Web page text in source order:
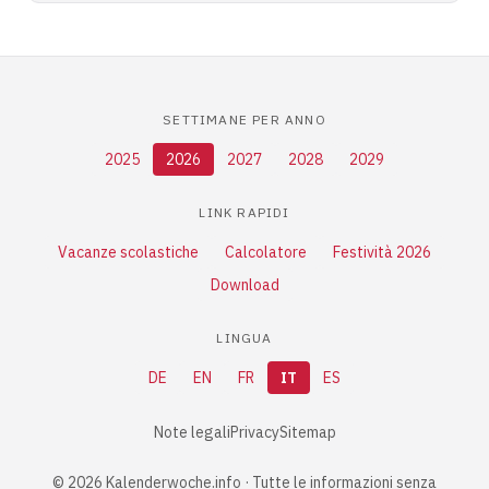
SETTIMANE PER ANNO
2025 2026 2027 2028 2029
LINK RAPIDI
Vacanze scolastiche Calcolatore
Festività 2026
Download
LINGUA
DE EN FR IT ES
Note legaliPrivacySitemap
© 2026 Kalenderwoche.info · Tutte le informazioni senza